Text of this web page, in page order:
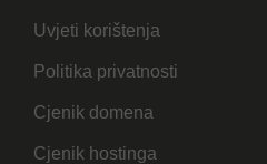
Uvjeti korištenja
Politika privatnosti
Cjenik domena
Cjenik hostinga